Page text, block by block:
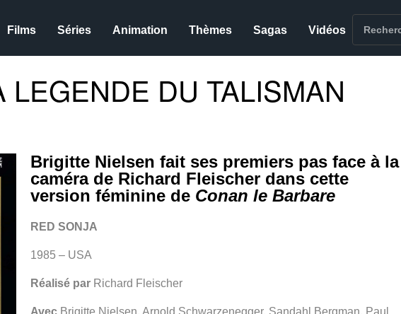
Films Séries Animation Thèmes Sagas Vidéos
LEGENDE DU TALISMAN
Brigitte Nielsen fait ses premiers pas face à la
caméra de Richard Fleischer dans cette
version féminine de Conan le Barbare
RED SONJA
1985 – USA
Réalisé par Richard Fleischer
Avec Brigitte Nielsen, Arnold Schwarzenegger, Sandahl Bergman, Paul